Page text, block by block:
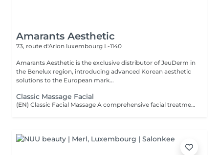
Amarants Aesthetic
73, route d'Arlon luxembourg L-1140
Amarants Aesthetic is the exclusive distributor of JeuDerm in
the Benelux region, introducing advanced Korean aesthetic
solutions to the European mark...
Classic Massage Facial
(EN) Classic Facial Massage A comprehensive facial treatment combining classic massage techniques with a professional mask as the final step. The treatment is designed to relax facial muscles, improve microcirculation, support skin tone, and restore a feeling of freshness and comfort. The treatment is performed using professional JeuDerm skincare products. The finishing professional mask enhances the effects of the treatment, providing deep hydration, nourishment, and comfort for the skin. An ideal ritual for releasing facial tension, supporting skin recovery, improving overall skin condition, and maintaining natural beauty and radiance. Who is this treatment for? * Facial muscle tension; * Signs of fatigue and stress; * Loss of skin tone and firmness; * Skin requiring hydration and recovery; * Skin showing signs of fatigue; * Maintaining healthy and well-cared-for skin. Benefits after the treatment: * Relaxed facial muscles; * Fresher and more rested appearance; * Feeling of relaxation and lightness; * Hydrated and comfortable skin; * Support of skin tone; * Natural skin radiance. (FR) Massage facial classique Un soin complet associant les techniques classiques de massage du visage avec l'application d'un masque professionnel en étape finale. Le soin vise à détendre les muscles du visage, améliorer la microcirculation, maintenir le tonus cutané et restaurer une sensation de fraîcheur et de confort. Le soin est réalisé avec les produits professionnels JeuDerm. Le masque professionnel finalise le traitement en renforçant ses effets, en apportant une hydratation profonde, des soins nourrissants et un confort optimal à la peau. Un rituel idéal pour libérer les tensions, favoriser la récupération de la peau, améliorer son état général et préserver sa beauté naturelle et son éclat. À qui s'adresse ce soin ? * Tensions musculaires du visage ; * Signes de fatigue et de stress ; * Perte de tonicité et de fermeté de la peau ; * Peaux nécessitant hydratation et récupération ; * Peaux marquées par la fatigue ; * Entretien d'une peau saine et soignée. Résultats après le soin : * Muscles du visage détendus ; * Visage plus frais et reposé ; * Sensation de détente et de légèreté ; * Peau hydratée et confortable ; * Maintien du tonus cutané ; * Éclat naturel de la peau.